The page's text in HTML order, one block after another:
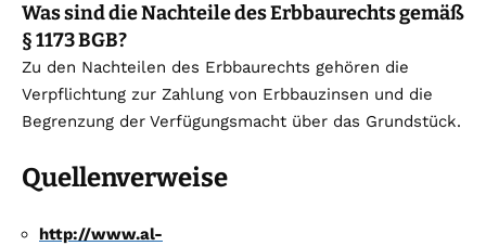
Was sind die Nachteile des Erbbaurechts gemäß
§ 1173 BGB?
Zu den Nachteilen des Erbbaurechts gehören die
Verpflichtung zur Zahlung von Erbbauzinsen und die
Begrenzung der Verfügungsmacht über das Grundstück.
Quellenverweise
http://www.al-